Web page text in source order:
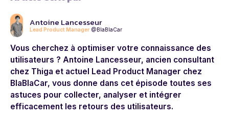
Antoine Lancesseur
Lead Product Manager @BlaBlaCar
Vous cherchez à optimiser votre connaissance des
utilisateurs ? Antoine Lancesseur, ancien consultant
chez Thiga et actuel Lead Product Manager chez
BlaBlaCar, vous donne dans cet épisode toutes ses
astuces pour collecter, analyser et intégrer
efficacement les retours des utilisateurs.